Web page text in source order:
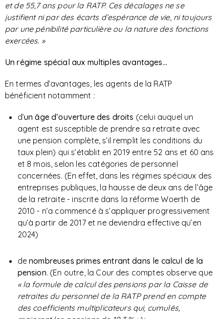
et de 55,7 ans pour la RATP. Ces décalages ne se
justifient ni par des écarts d’espérance de vie, ni toujours
par une pénibilité particulière ou la nature des fonctions
exercées. »
Un régime spécial aux multiples avantages…
En termes d’avantages, les agents de la RATP
bénéficient notamment :
d’un âge d’ouverture des droits (celui auquel un
agent est susceptible de prendre sa retraite avec
une pension complète, s’il remplit les conditions du
taux plein) qui s’établit en 2019 entre 52 ans et 60 ans
et 8 mois, selon les catégories de personnel
concernées. (En effet, dans les régimes spéciaux des
entreprises publiques, la hausse de deux ans de l’âge
de la retraite - inscrite dans la réforme Woerth de
2010 - n’a commencé à s’appliquer progressivement
qu’à partir de 2017 et ne deviendra effective qu’en
2024)
denombreuses primes entrant dans le calcul de la
pension. (En outre, la Cour des comptes observe que
« la formule de calcul des pensions par la Caisse de
retraites du personnel de la RATP prend en compte
des coefficients multiplicateurs qui, cumulés,